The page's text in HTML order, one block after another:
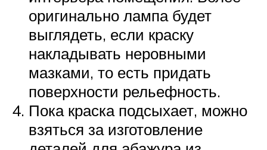
оригинально лампа будет
выглядеть, если краску
накладывать неровными
мазками, то есть придать
поверхности рельефность.
Пока краска подсыхает, можно
взяться за изготовление